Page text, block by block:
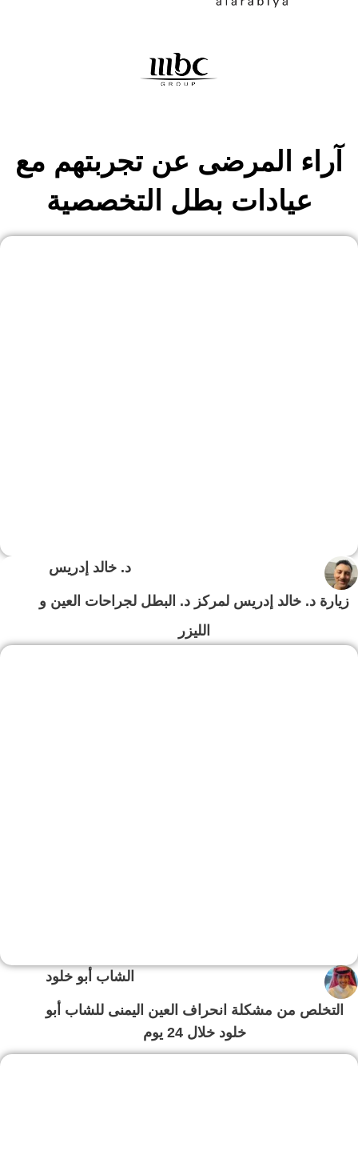
آراء المرضى عن تجربتهم مع
عيادات بطل التخصصية
د. خالد إدريس
زيارة د. خالد إدريس لمركز د. البطل لجراحات العين و
الليزر
الشاب أبو خلود
التخلص من مشكلة انحراف العين اليمنى للشاب أبو
خلود خلال 24 يوم